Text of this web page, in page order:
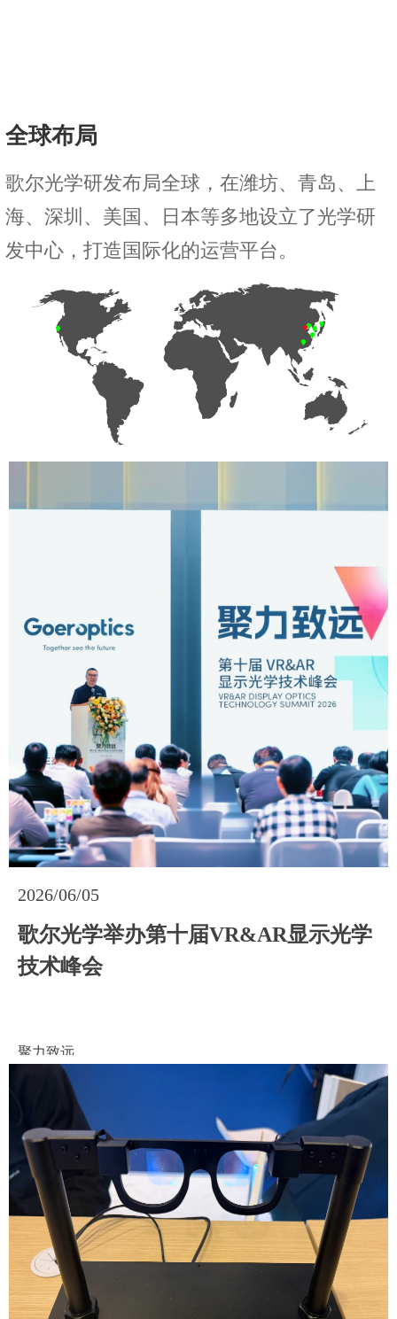
全球布局
歌尔光学研发布局全球，在潍坊、青岛、上
海、深圳、美国、日本等多地设立了光学研
发中心，打造国际化的运营平台。
2026/06/05
歌尔光学举办第十届VR&AR显示光学
技术峰会
聚力致远
2026/06/05
歌尔光学举办第十届VR&AR显示光学
技术峰会
聚力致远